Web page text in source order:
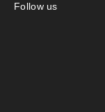
Follow us